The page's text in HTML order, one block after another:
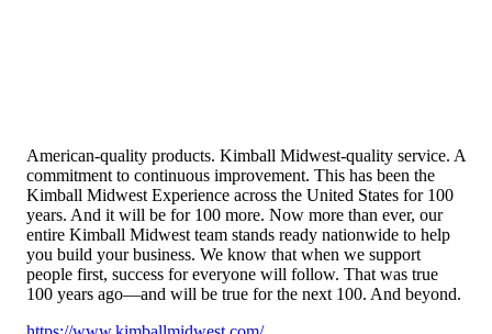
American-quality products. Kimball Midwest-quality service. A
commitment to continuous improvement. This has been the
Kimball Midwest Experience across the United States for 100
years. And it will be for 100 more. Now more than ever, our
entire Kimball Midwest team stands ready nationwide to help
you build your business. We know that when we support
people first, success for everyone will follow. That was true
100 years ago—and will be true for the next 100. And beyond.